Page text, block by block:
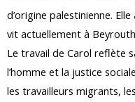
d’origine palestinienne.
vit actuellement à
Le travail de Carol reflète
l’homme et la justice
les travailleurs migrants,